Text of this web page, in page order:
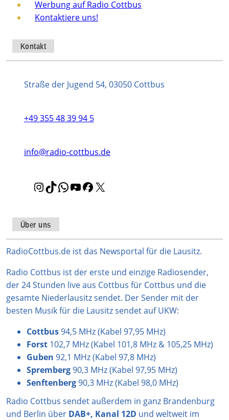
Werbung auf Radio Cottbus
Kontaktiere uns!
Kontakt
Straße der Jugend 54, 03050 Cottbus
+49 355 48 39 94 5
info@radio-cottbus.de
I
t
a
g
a
m
T
o
k
W
s
A
p
Y
u
b
F
b
o
k
Über uns
RadioCottbus.de ist das Newsportal für die Lausitz.
Radio Cottbus ist der erste und einzige Radiosender,
der 24 Stunden live aus Cottbus für Cottbus und die
gesamte Niederlausitz sendet. Der Sender mit der
besten Musik für die Lausitz sendet auf UKW:
Cottbus94,5 MHz (Kabel 97,95 MHz)
Forst 102,7 MHz (Kabel 101,8 MHz & 105,25 MHz)
Guben 92,1 MHz (Kabel 97,8 MHz)
Spremberg90,3 MHz (Kabel 97,95 MHz)
Senftenberg90,3 MHz (Kabel 98,0 MHz)
Radio Cottbus sendet außerdem in ganz Brandenburg
und Berlin über DAB+, Kanal 12D und weltweit im